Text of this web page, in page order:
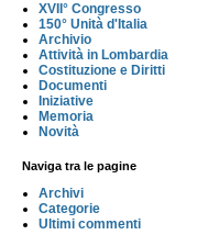
XVII° Congresso
150° Unità d'Italia
Archivio
Attività in Lombardia
Costituzione e Diritti
Documenti
Iniziative
Memoria
Novità
Naviga tra le pagine
Archivi
Categorie
Ultimi commenti